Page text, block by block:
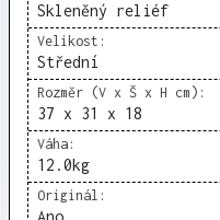
Skleněný reliéf
Velikost:
Střední
Rozměr (V x Š x H cm):
37 x 31 x 18
Váha:
12.0kg
Originál: